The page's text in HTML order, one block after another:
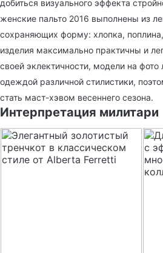
добиться визуального эффекта
женские пальто 2016 выполнены из
сохраняющих форму: хлопка,
изделия максимально практичны и
своей эклектичности, модели на фото
одеждой различной стилистики,
стать маст-хэвом весеннего сезона.
Интерпретация милитари